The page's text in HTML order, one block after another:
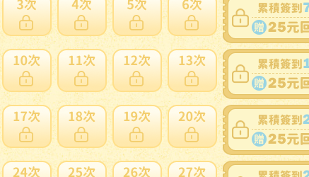
認証限制
：否
提前結束
：有
可否退貨
：否
出價競標 得標填寫委託單